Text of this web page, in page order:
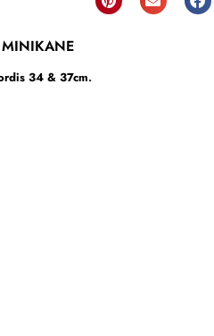
MINIKANE
34 & 37cm.